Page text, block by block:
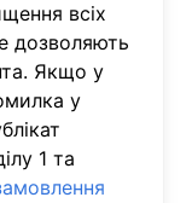
всіх
дозволяють
Якщо у
у
1 та